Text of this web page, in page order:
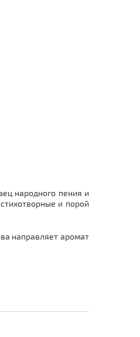
народного пения и
и порой
направляет аромат